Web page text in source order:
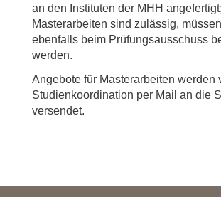
an den Instituten der MHH
Masterarbeiten sind zulässig,
ebenfalls beim Prüfungsausschuss
werden.
Angebote für Masterarbeiten werden
Studienkoordination per Mail an die
versendet.